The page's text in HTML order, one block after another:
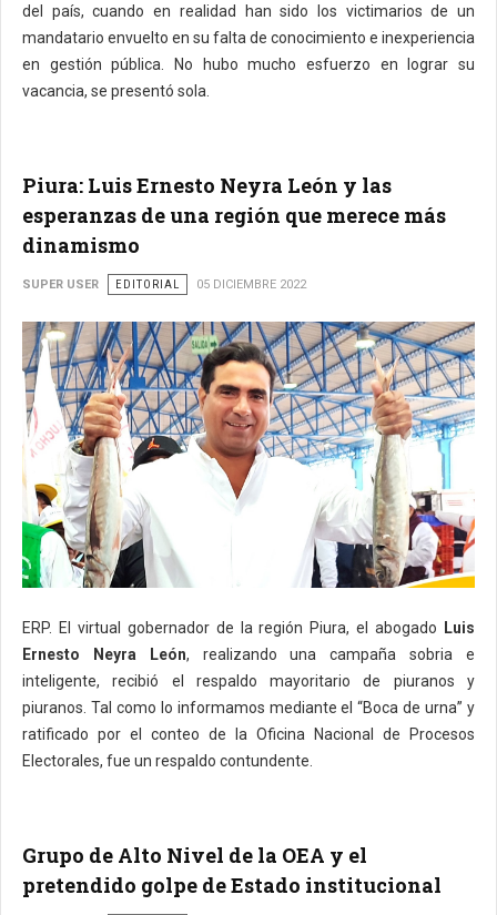
del país, cuando en realidad han sido los victimarios de un
mandatario envuelto en su falta de conocimiento e inexperiencia
en gestión pública. No hubo mucho esfuerzo en lograr su
vacancia, se presentó sola.
Piura: Luis Ernesto Neyra León y las
esperanzas de una región que merece más
dinamismo
SUPER USER EDITORIAL 05 DICIEMBRE 2022
ERP. El virtual gobernador de la región Piura, el abogado
Luis
Ernesto Neyra León, realizando una campaña sobria e
inteligente, recibió el respaldo mayoritario de piuranos y
piuranos. Tal como lo informamos mediante el “Boca de urna” y
ratificado por el conteo de la Oficina Nacional de Procesos
Electorales, fue un respaldo contundente.
Grupo de Alto Nivel de la OEA y el
pretendido golpe de Estado institucional